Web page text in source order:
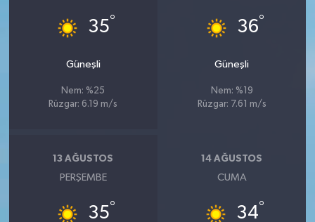
35°
Güneşli
Nem: %25
Rüzgar: 6.19 m/s
36°
Güneşli
Nem: %19
Rüzgar: 7.61 m/s
13 AĞUSTOS
PERŞEMBE
35°
14 AĞUSTOS
CUMA
34°